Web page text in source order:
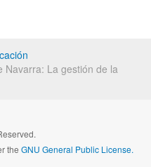
Navarra: La gestión de la
the GNU General Public License.